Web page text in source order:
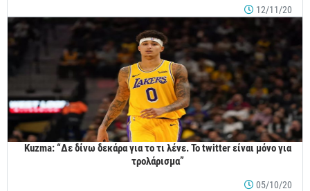
12/11/20
Kuzma: “Δε δίνω δεκάρα για το τι λένε. Το twitter είναι μόνο για
τρολάρισμα”
05/10/20